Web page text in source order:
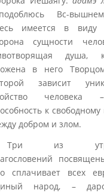
Вс-
имеется в виду
сущности
душа,
в него
зависит
человека
к
добром и злом.
Три из
сплачивает всех
народ, –